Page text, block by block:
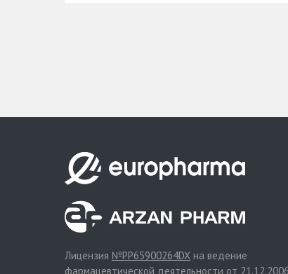
Лицензия №PP65900264DX на ведение
фармацевтической деятельности от 21.12.2006